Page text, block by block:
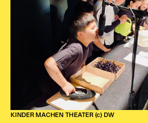
KINDER MACHEN THEATER (c) DW